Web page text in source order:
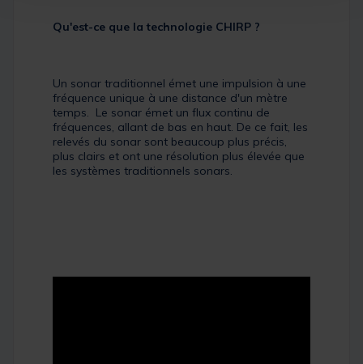
Qu'est-ce que la technologie CHIRP ?
Un sonar traditionnel émet une impulsion à une
fréquence unique à une distance d'un mètre
temps. Le sonar émet un flux continu de
fréquences, allant de bas en haut. De ce fait, les
relevés du sonar sont beaucoup plus précis,
plus clairs et ont une résolution plus élevée que
les systèmes traditionnels sonars.